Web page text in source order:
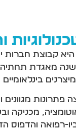
קבוצת חברות
למעלה מ- 50 שנה
פתרונות מגוונים
מכניקה
רפואה והדפוס